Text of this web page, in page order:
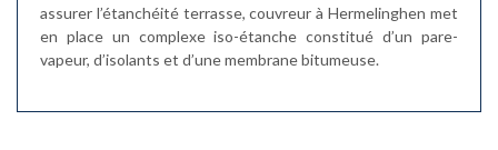
assurer l’étanchéité terrasse, couvreur à Hermelinghen met
en place un complexe iso-étanche constitué d’un pare-
vapeur, d’isolants et d’une membrane bitumeuse.